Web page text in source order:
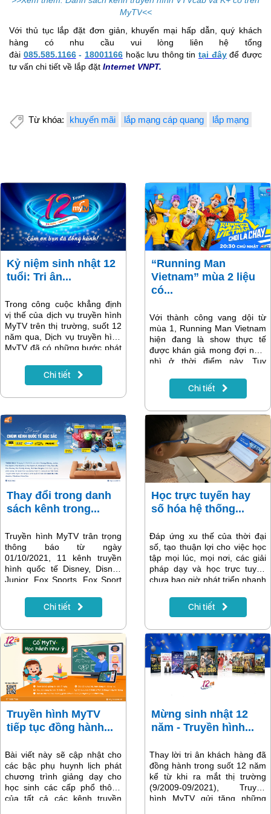
MyTV<<
Với thủ tục lắp đặt đơn giản, khuyến mại hấp dẫn, quý khách
hàng có nhu cầu vui lòng liên hệ tổng
đài 085.585.1166- 18001166 hoặc lưu thông tintại đây để được
tư vấn chi tiết về lắp đặt Internet VNPT.
Từ khóa: khuyến mãi lắp mạng cáp quang lắp mạng
Kỷ niệm sinh nhật 12
tuổi: Tri ân...
Trong công cuộc khẳng định
vị thế của dịch vụ truyền hình
MyTV trên thị trường, suốt 12
năm qua, Dịch vụ truyền hình
MyTV đã có những bước phát
chất, tạo nên những "trái
ngọt" ấn tượng.
Chi tiết
“Running Man
Vietnam” mùa 2 liệu
có...
Với thành công vang dội từ
mùa 1, Running Man Vietnam
hiện đang là show thực tế
được khán giả mong đợi nhất
nhì ở thời điểm này. Tuy
đầu tiên, chương trình
Running Man Vietnam mùa 2
nhiều ý kiến trái chiều.
Chi tiết
Thay đổi trong danh
sách kênh trong...
Truyền hình MyTV trân trọng
thông báo từ ngày
01/10/2021, 11 kênh truyền
hình quốc tế Disney, Disney
Junior, Fox Sports, Fox Sport
Fox, Fox Life, Fox Movies,
Fox Fanmily Movie, Nat Geo
trên hệ thống truyền hình
MyTV do quy định của đơn vị
cung cấp bản quyền thay đổi
chiến lược kinh doanh và
dừng hoạt động tại thị trường
Đông Nam Á.
Chi tiết
Học trực tuyến hay
số hóa hệ thống...
Đáp ứng xu thế của thời đại
số, tạo thuận lợi cho việc học
tập mọi lúc, mọi nơi, các giải
pháp dạy và học trực tuyến
chưa bao giờ phát triển nhanh
chỉ phục vụ cho nhu cầu ngắn
hạn, đây còn là sự lựa chọn
tương lai. Tận dụng ưu thế là
một tập đoàn công nghệ hàng
đầu tại Việt Nam, VNPT cũng
đã sớm nắm bắt và chuẩn bị
cho hành trình số hóa học tập
từ cách đây nhiều năm…
Chi tiết
Truyền hình MyTV
tiếp tục đồng hành...
Bài viết này sẽ cập nhật cho
các bậc phụ huynh lịch phát
chương trình giảng dạy cho
học sinh các cấp phổ thông
của tất cả các kênh truyền
Mừng sinh nhật 12
năm - Truyền hình...
Thay lời tri ân khách hàng đã
đồng hành trong suốt 12 năm
kể từ khi ra mắt thị trường
(9/2009-09/2021), Truyền
hình MyTV gửi tặng những